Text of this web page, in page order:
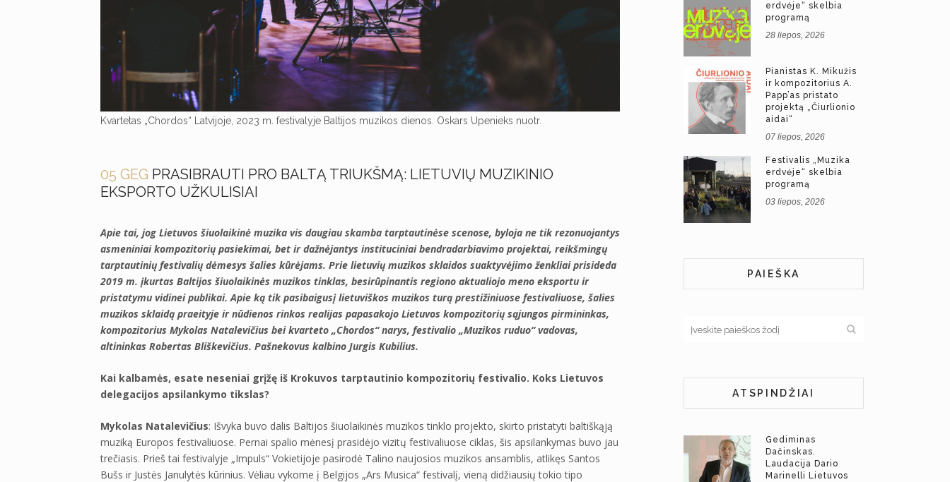
Kvartetas „Chordos“ Latvijoje, 2023 m. festivalyje Baltijos muzikos dienos. Oskars Upenieks nuotr.
05 GEG PRASIBRAUTI PRO BALTĄ TRIUKŠMĄ: LIETUVIŲ MUZIKINIO
EKSPORTO UŽKULISIAI
Apie tai, jog Lietuvos šiuolaikinė muzika vis daugiau skamba tarptautinėse scenose, byloja ne tik rezonuojantys
asmeniniai kompozitorių pasiekimai, bet ir dažnėjantys instituciniai bendradarbiavimo projektai, reikšmingų
tarptautinių festivalių dėmesys šalies kūrėjams. Prie lietuvių muzikos sklaidos suaktyvėjimo ženkliai prisideda
2019 m. įkurtas Baltijos šiuolaikinės muzikos tinklas, besirūpinantis regiono aktualiojo meno eksportu ir
pristatymu vidinei publikai. Apie ką tik pasibaigusį lietuviškos muzikos turą prestižiniuose festivaliuose, šalies
muzikos sklaidą praeityje ir nūdienos rinkos realijas papasakojo Lietuvos kompozitorių sąjungos pirmininkas,
kompozitorius Mykolas Natalevičius bei kvarteto „Chordos“ narys, festivalio „Muzikos ruduo“ vadovas,
altininkas Robertas Bliškevičius. Pašnekovus kalbino Jurgis Kubilius.
Kai kalbamės, esate neseniai grįžę iš Krokuvos tarptautinio kompozitorių festivalio. Koks Lietuvos
delegacijos apsilankymo tikslas?
Mykolas Natalevičius: Išvyka buvo dalis Baltijos šiuolaikinės muzikos tinklo projekto, skirto pristatyti baltiškąją
muziką Europos festivaliuose. Pernai spalio mėnesį prasidėjo vizitų festivaliuose ciklas, šis apsilankymas buvo jau
trečiasis. Prieš tai festivalyje „Impuls“ Vokietijoje pasirodė Talino naujosios muzikos ansamblis, atlikęs Santos
Bušs ir Justės Janulytės kūrinius. Vėliau vykome į Belgijos „Ars Musica“ festivalį, vieną didžiausių tokio tipo
erdvėje“ skelbia
programą
28 liepos, 2026
Pianistas K. Mikužis
ir kompozitorius A.
Papp’as pristato
projektą „Čiurlionio
aidai“
07 liepos, 2026
Festivalis „Muzika
erdvėje“ skelbia
programą
03 liepos, 2026
PAIEŠKA
ATSPINDŽIAI
Gediminas
Dačinskas.
Laudacija Dario
Marinelli Lietuvos